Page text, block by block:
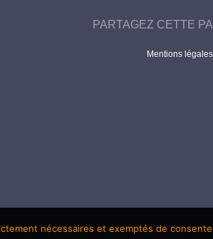
PARTAGEZ CETTE
Mentions légales
nécessaires et exemptés de